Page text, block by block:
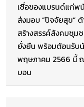
เชื่อของแบรนด์แก่พ
ส่งมอบ “ปัจจัยสุข”
สร้างสรรค์สังคมชุม
ยั่งยืน พร้อมต้อนรับ
พฤษภาคม 2566 นี้
บอน